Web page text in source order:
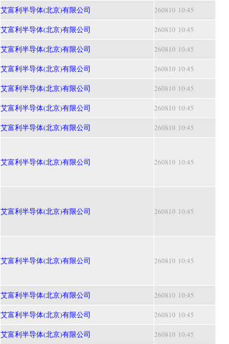
艾富利半导体(北京)有限公司 260810 10:45
艾富利半导体(北京)有限公司 260810 10:45
艾富利半导体(北京)有限公司 260810 10:45
艾富利半导体(北京)有限公司 260810 10:45
艾富利半导体(北京)有限公司 260810 10:45
艾富利半导体(北京)有限公司 260810 10:45
艾富利半导体(北京)有限公司 260810 10:45
艾富利半导体(北京)有限公司 260810 10:45
艾富利半导体(北京)有限公司 260810 10:45
艾富利半导体(北京)有限公司 260810 10:45
艾富利半导体(北京)有限公司 260810 10:45
艾富利半导体(北京)有限公司 260810 10:45
艾富利半导体(北京)有限公司 260810 10:45